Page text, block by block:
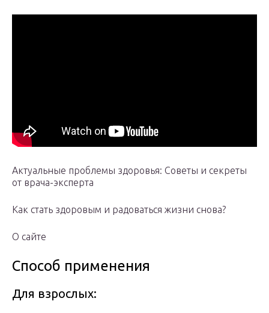
Актуальные проблемы здоровья: Советы и секреты
от врача-эксперта
Как стать здоровым и радоваться жизни снова?
О сайте
Способ применения
Для взрослых: